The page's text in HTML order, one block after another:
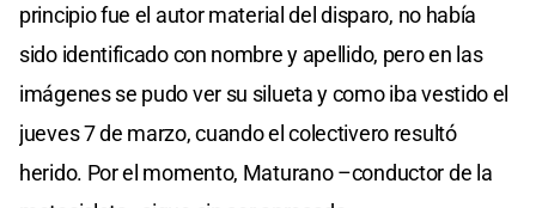
principio fue el autor material del disparo, no había
sido identificado con nombre y apellido, pero en las
imágenes se pudo ver su silueta y como iba vestido el
jueves 7 de marzo, cuando el colectivero resultó
herido. Por el momento, Maturano –conductor de la